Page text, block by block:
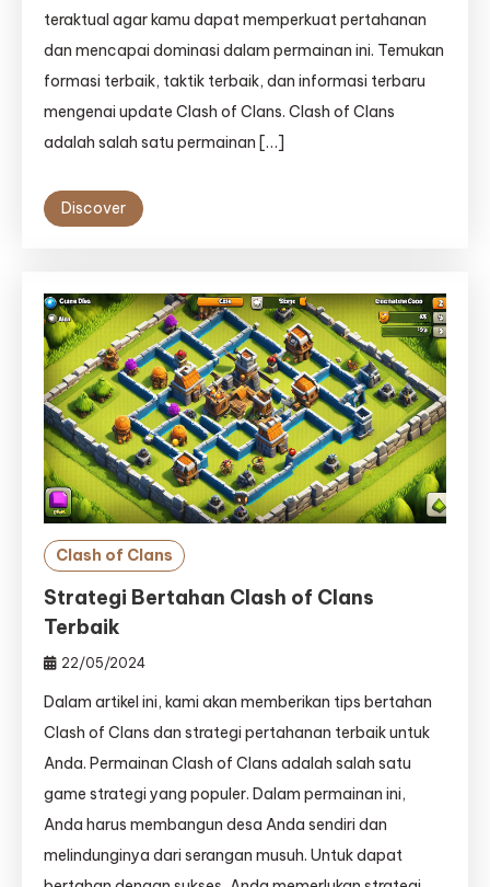
teraktual agar kamu dapat memperkuat pertahanan
dan mencapai dominasi dalam permainan ini. Temukan
formasi terbaik, taktik terbaik, dan informasi terbaru
mengenai update Clash of Clans. Clash of Clans
adalah salah satu permainan […]
Discover
Clash of Clans
Strategi Bertahan Clash of Clans
Terbaik
22/05/2024
Dalam artikel ini, kami akan memberikan tips bertahan
Clash of Clans dan strategi pertahanan terbaik untuk
Anda. Permainan Clash of Clans adalah salah satu
game strategi yang populer. Dalam permainan ini,
Anda harus membangun desa Anda sendiri dan
melindunginya dari serangan musuh. Untuk dapat